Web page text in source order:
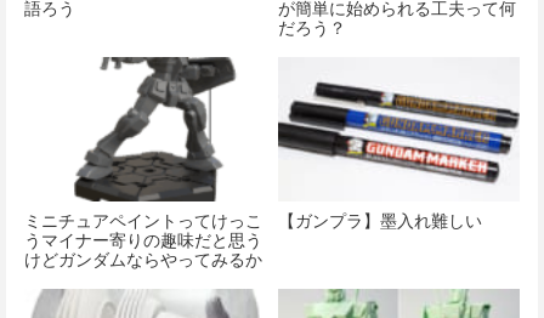
語ろう
が簡単に始められる工夫って何
だろう？
ミニチュアペイントってけっこ
うマイナー寄りの趣味だと思う
けどガンダムならやってみるか
【ガンプラ】墨入れ難しい